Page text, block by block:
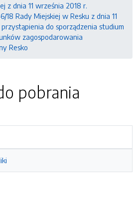
z dnia 11 września 2018 r.
18 Rady Miejskiej w Resku z dnia 11
do sporządzenia studium
zagospodarowania
Resko
pobrania